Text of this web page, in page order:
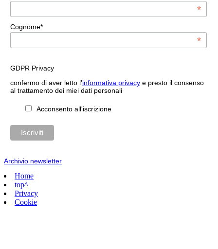
*
Cognome*
*
GDPR Privacy
confermo di aver letto l'informativa privacye presto il consenso
al trattamento dei miei dati personali
Acconsento all'iscrizione
Archivio newsletter
Home
top^
Privacy
Cookie